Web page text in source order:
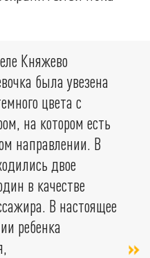
Княжево
была увезена
цвета с
на котором есть
направлении. В
двое
в качестве
В настоящее
ребенка